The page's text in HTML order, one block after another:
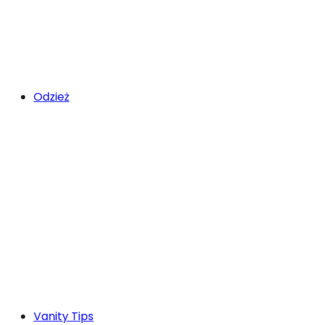
Odzież
Vanity Tips